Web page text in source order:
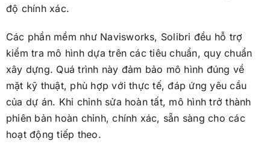
độ chính xác.
Các phần mềm như Navisworks, Solibri đều hỗ trợ
kiểm tra mô hình dựa trên các tiêu chuẩn, quy chuẩn
xây dựng. Quá trình này đảm bảo mô hình đúng về
mặt kỹ thuật, phù hợp với thực tế, đáp ứng yêu cầu
của dự án. Khi chỉnh sửa hoàn tất, mô hình trở thành
phiên bản hoàn chỉnh, chính xác, sẵn sàng cho các
hoạt động tiếp theo.